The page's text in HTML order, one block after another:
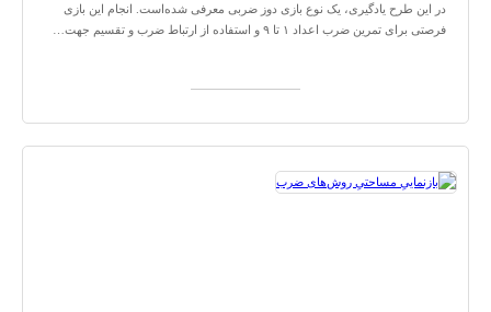
در این طرح یادگیری، یک نوع بازی دوز ضربی معرفی شده‌است. انجام این بازی
فرصتی برای تمرین ضرب اعداد ۱ تا ۹ و استفاده از ارتباط ضرب و تقسیم جهت…